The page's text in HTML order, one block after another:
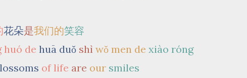
花朵是我们的笑容
huó de huā duǒ shì wǒ men dexiào róng
of life are our smiles